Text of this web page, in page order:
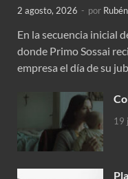
2 agosto, 2026 - por
En la secuencia inicial
donde Primo Sossai
empresa el día de su
19